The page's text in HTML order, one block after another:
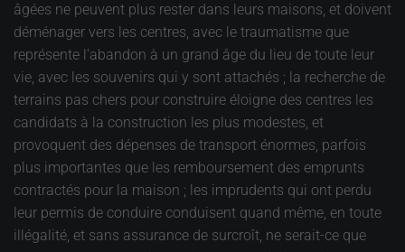
âgées ne peuvent plus rester dans leurs maisons, et doivent
déménager vers les centres, avec le traumatisme que
représente l’abandon à un grand âge du lieu de toute leur
vie, avec les souvenirs qui y sont attachés ; la recherche de
terrains pas chers pour construire éloigne des centres les
candidats à la construction les plus modestes, et
provoquent des dépenses de transport énormes, parfois
plus importantes que les remboursement des emprunts
contractés pour la maison ; les imprudents qui ont perdu
leur permis de conduire conduisent quand même, en toute
illégalité, et sans assurance de surcroît, ne serait-ce que